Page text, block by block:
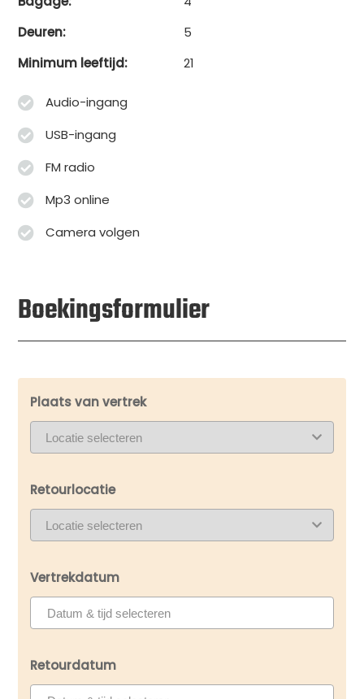
Deuren:
5
Minimum leeftijd:
21
Audio-ingang
USB-ingang
FM radio
Mp3 online
Camera volgen
Boekingsformulier
Plaats van vertrek
Retourlocatie
Vertrekdatum
Retourdatum